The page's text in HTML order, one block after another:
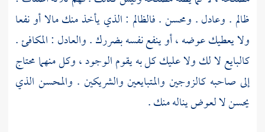
ظالم . وعادل . ومحسن . فالظالم : الذي يأخذ منك مالا أو نفعا
ولا يعطيك عوضه ، أو ينفع نفسه بضررك . والعادل : المكافئ .
كالبايع لا لك ولا عليك كل به يقوم الوجود ، وكل منهما محتاج
إلى صاحبه كالزوجين والمتبايعين والشريكين . والمحسن الذي
يحسن لا لعوض يناله منك .